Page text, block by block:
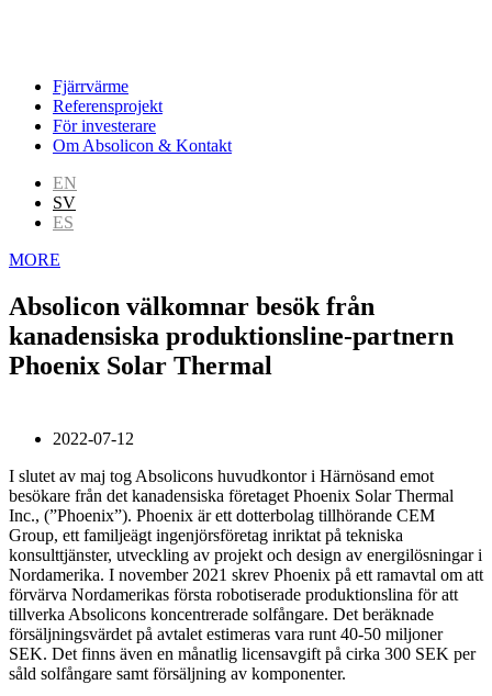
Fjärrvärme
Referensprojekt
För investerare
Om Absolicon & Kontakt
EN
SV
ES
MORE
Absolicon välkomnar besök från
kanadensiska produktionsline-partnern
Phoenix Solar Thermal
2022-07-12
I slutet av maj tog Absolicons huvudkontor i Härnösand emot
besökare från det kanadensiska företaget Phoenix Solar Thermal
Inc., (”Phoenix”). Phoenix är ett dotterbolag tillhörande CEM
Group, ett familjeägt ingenjörsföretag inriktat på tekniska
konsulttjänster, utveckling av projekt och design av energilösningar i
Nordamerika. I november 2021 skrev Phoenix på ett ramavtal om att
förvärva Nordamerikas första robotiserade produktionslina för att
tillverka Absolicons koncentrerade solfångare. Det beräknade
försäljningsvärdet på avtalet estimeras vara runt 40-50 miljoner
SEK. Det finns även en månatlig licensavgift på cirka 300 SEK per
såld solfångare samt försäljning av komponenter.